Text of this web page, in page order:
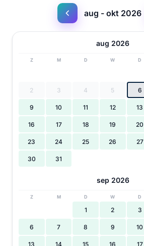
aug - okt 2026
aug 2026
Z M D W D
2 3 4 5 6
9 10 11 12 13
16 17 18 19 20
23 24 25 26 27
30 31
sep 2026
Z M D W D
1 2 3
6 7 8 9 10
13 14 15 16 17